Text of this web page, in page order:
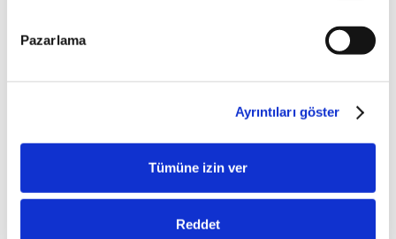
Pazarlama
Ayrıntıları göster
Tümüne izin ver
Reddet